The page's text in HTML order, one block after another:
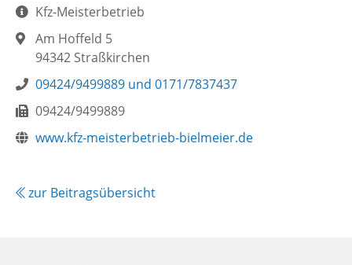
Aufgaben:
Kfz-Meisterbetrieb
Adresse:
Am Hoffeld 5
94342 Straßkirchen
Telefon:
09424/9499889 und 0171/7837437
Fax:09424/9499889
www.kfz-meisterbetrieb-bielmeier.de
zur Beitragsübersicht